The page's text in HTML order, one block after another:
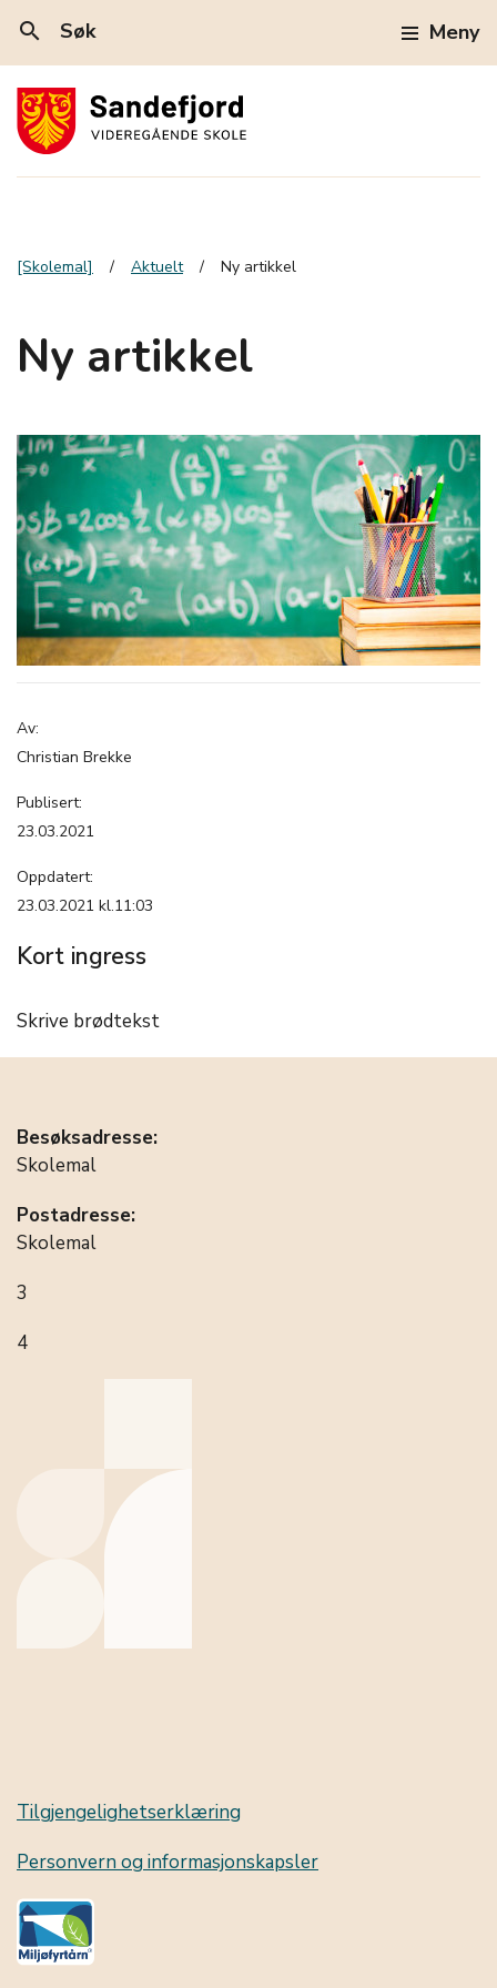
search Søk Meny
[Skolemal] Aktuelt Ny artikkel
Ny artikkel
Av:
Christian Brekke
Publisert:
23.03.2021
Oppdatert:
23.03.2021 kl.11:03
Kort ingress
Skrive brødtekst
Besøksadresse:
Skolemal
Postadresse:
Skolemal
3
4
Tilgjengelighetserklæring
Personvern og informasjonskapsler